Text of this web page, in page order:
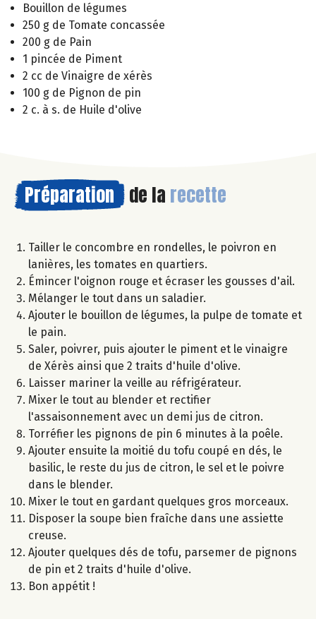
Bouillon de légumes
250 g de Tomate concassée
200 g de Pain
1 pincée de Piment
2 cc de Vinaigre de xérès
100 g de Pignon de pin
2 c. à s. de Huile d'olive
Préparation de la recette
Tailler le concombre en rondelles, le poivron en
lanières, les tomates en quartiers.
Émincer l'oignon rouge et écraser les gousses d'ail.
Mélanger le tout dans un saladier.
Ajouter le bouillon de légumes, la pulpe de tomate et
le pain.
Saler, poivrer, puis ajouter le piment et le vinaigre
de Xérès ainsi que 2 traits d'huile d'olive.
Laisser mariner la veille au réfrigérateur.
Mixer le tout au blender et rectifier
l'assaisonnement avec un demi jus de citron.
Torréfier les pignons de pin 6 minutes à la poêle.
Ajouter ensuite la moitié du tofu coupé en dés, le
basilic, le reste du jus de citron, le sel et le poivre
dans le blender.
Mixer le tout en gardant quelques gros morceaux.
Disposer la soupe bien fraîche dans une assiette
creuse.
Ajouter quelques dés de tofu, parsemer de pignons
de pin et 2 traits d'huile d'olive.
Bon appétit !